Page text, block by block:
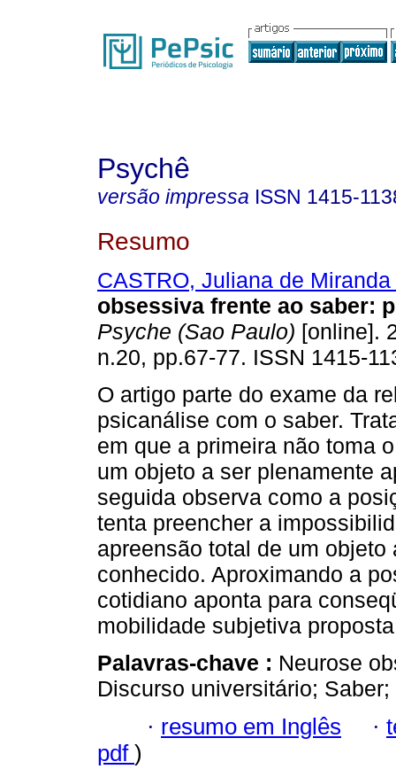
Psychê
versão impressa ISSN 1415-
Resumo
CASTRO, Juliana de Miranda
obsessiva frente ao saber:
Psyche (Sao Paulo) [online].
n.20, pp.67-77. ISSN 1415-
O artigo parte do exame da
psicanálise com o saber.
em que a primeira não toma
um objeto a ser plenamente
seguida observa como a
tenta preencher a
apreensão total de um objeto
conhecido. Aproximando a
cotidiano aponta para
mobilidade subjetiva
Palavras-chave : Neurose
Discurso universitário;
· resumo em Inglês ·
pdf )